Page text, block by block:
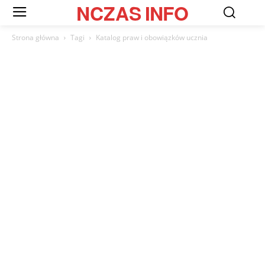
NCZASINFO
Strona główna Tagi Katalog praw i obowiązków ucznia